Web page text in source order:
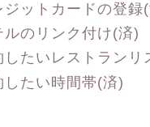
ジットカードの登録
ルのリンク付け(済)
したいレストランリ
したい時間帯(済)